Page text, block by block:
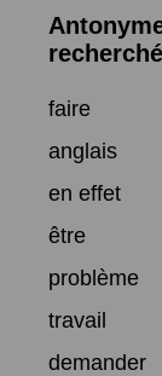
faire
anglais
en effet
être
problème
travail
demander